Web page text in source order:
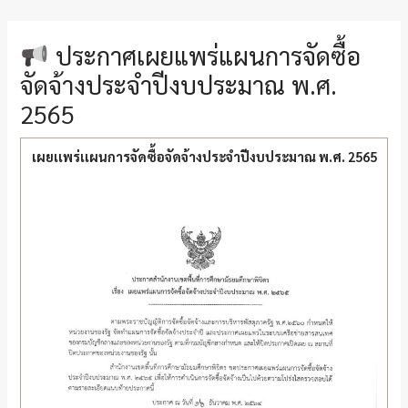
ประกาศเผยแพร่แผนการจัดซื้อ
จัดจ้างประจำปีงบประมาณ พ.ศ.
2565
เผยเเพร่เเผนการจัดซื้อจัดจ้างประจำปีงบประมาณ พ.ศ. 2565